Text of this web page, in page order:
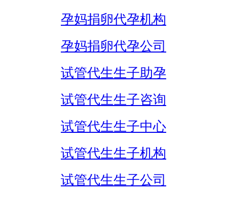
孕妈捐卵代孕机构
孕妈捐卵代孕公司
试管代生生子助孕
试管代生生子咨询
试管代生生子中心
试管代生生子机构
试管代生生子公司